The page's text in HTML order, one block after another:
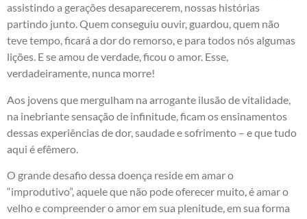
assistindo a gerações desaparecerem, nossas histórias
partindo junto. Quem conseguiu ouvir, guardou, quem não
teve tempo, ficará a dor do remorso, e para todos nós algumas
lições. E se amou de verdade, ficou o amor. Esse,
verdadeiramente, nunca morre!
Aos jovens que mergulham na arrogante ilusão de vitalidade,
na inebriante sensação de infinitude, ficam os ensinamentos
dessas experiências de dor, saudade e sofrimento – e que tudo
aqui é efêmero.
O grande desafio dessa doença reside em amar o
“improdutivo”, aquele que não pode oferecer muito, é amar o
velho e compreender o amor em sua plenitude, em sua forma